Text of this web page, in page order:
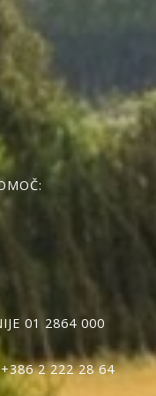
01 2864 000
2 222 28 64